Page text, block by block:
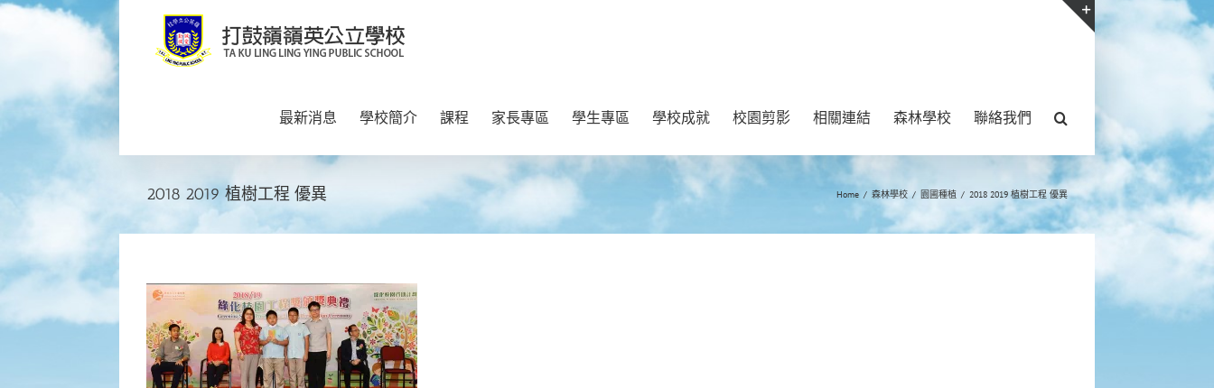
Skip
最新消息 學校簡介 課程 家長專區 學生專區 學校成就 校園剪影 相關連結 森林學校 聯絡我們
2018 2019 植樹工程 優異 Home / 森林學校 / 園圃種植 / 2018 2019 植樹工程 優異
Toggle
Area